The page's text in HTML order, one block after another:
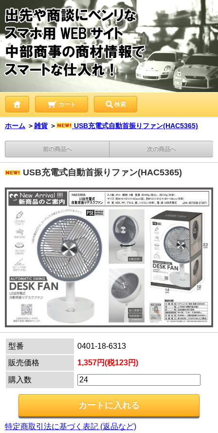
カート 検索
ホーム ＞雑貨 ＞ USB充電式自動首振りファン(HAC5365)
前の商品へ 次の商品へ
USB充電式自動首振りファン(HAC5365)
型番
0401-18-6313
販売価格
1,357円(税123円)
購入数
特定商取引法に基づく表記 (返品など)